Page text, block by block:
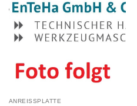
ANREISSPLATTE